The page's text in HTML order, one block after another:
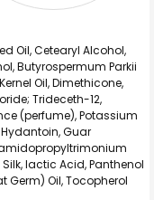
Oil, Cetearyl Alcohol,
Butyrospermum Parkii
Oil, Dimethicone,
Trideceth-12,
(perfume), Potassium
Guar
lactic Acid, Panthenol
Germ) Oil, Tocopherol